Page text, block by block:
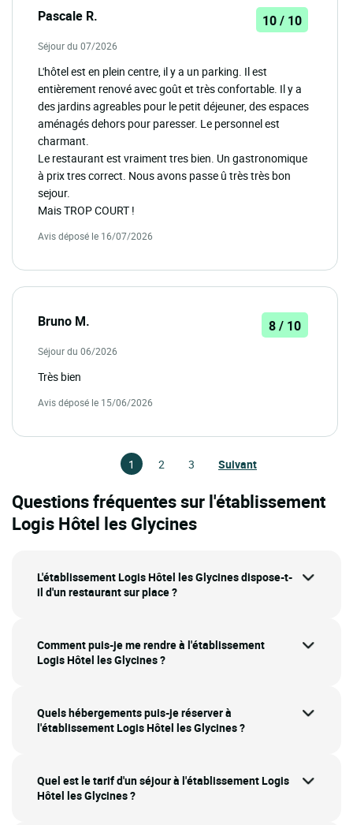
Pascale R. 10 / 10
Séjour du 07/2026
L'hôtel est en plein centre, il y a un parking. Il est
entièrement renové avec goût et très confortable. Il y a
des jardins agreables pour le petit déjeuner, des espaces
aménagés dehors pour paresser. Le personnel est
charmant.
Le restaurant est vraiment tres bien. Un gastronomique
à prix tres correct. Nous avons passe û très très bon
sejour.
Mais TROP COURT !
Avis déposé le 16/07/2026
Bruno M. 8 / 10
Séjour du 06/2026
Très bien
Avis déposé le 15/06/2026
1 2 3 Suivant
Questions fréquentes sur l'établissement
Logis Hôtel les Glycines
L'établissement Logis Hôtel les Glycines dispose-t-
il d'un restaurant sur place ?
Comment puis-je me rendre à l'établissement
Logis Hôtel les Glycines ?
Quels hébergements puis-je réserver à
l'établissement Logis Hôtel les Glycines ?
Quel est le tarif d'un séjour à l'établissement Logis
Hôtel les Glycines ?